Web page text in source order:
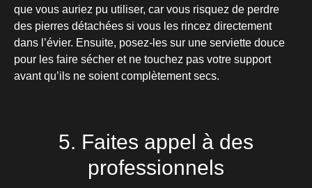
que vous auriez pu utiliser, car vous risquez de perdre
des pierres détachées si vous les rincez directement
dans l’évier. Ensuite, posez-les sur une serviette douce
pour les faire sécher et ne touchez pas votre support
avant qu’ils ne soient complètement secs.
5. Faites appel à des
professionnels